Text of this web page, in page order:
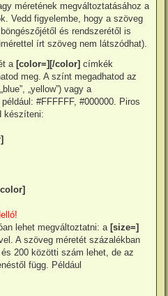
méretének megváltoztatásához a
Vedd figyelembe, hogy a szöveg
és rendszerétől is
írt szöveg nem látszódhat).
a [color=][/color]címkék
meg. A színt megadhatod az
„yellow”) vagy a
#FFFFFF, #000000. Piros
készíteni:
lehet megváltoztatni: a [size=]
A szöveg méretét százalékban
200 közötti szám lehet, de az
függ. Például